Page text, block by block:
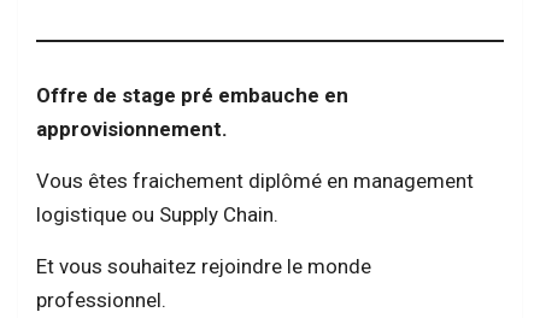
Offre de stage pré embauche en
approvisionnement.
Vous êtes fraichement diplômé en management
logistique ou Supply Chain.
Et vous souhaitez rejoindre le monde
professionnel.